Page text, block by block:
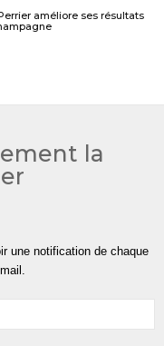
améliore ses résultats
la
une notification de chaque